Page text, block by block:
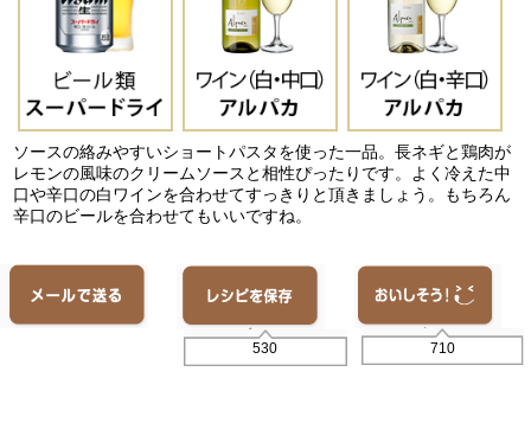
ソースの絡みやすいショートパスタを使った一品。長ネギと鶏肉が
レモンの風味のクリームソースと相性ぴったりです。よく冷えた中
口や辛口の白ワインを合わせてすっきりと頂きましょう。もちろん
辛口のビールを合わせてもいいですね。
530 710